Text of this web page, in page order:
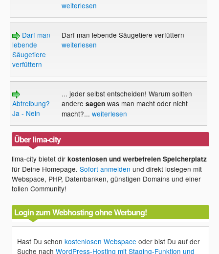
weiterlesen
Darf man
lebende
Säugetiere
verfüttern
Darf man lebende Säugetiere verfüttern
weiterlesen
Abtreibung?
Ja - Nein
... jeder selbst entscheiden! Warum sollten
andere sagenwas man macht oder nicht
macht?... weiterlesen
Über lima-city
lima-city bietet dirkostenlosen und werbefreien Speicherplatz
für Deine Homepage.Sofort anmelden und direkt loslegen mit
Webspace, PHP, Datenbanken, günstigen Domains und einer
tollen Community!
Login zum Webhosting ohne Werbung!
Hast Du schonkostenlosen Webspace oder bist Du auf der
Suche nachWordPress-Hosting mit Staging-Funktion und